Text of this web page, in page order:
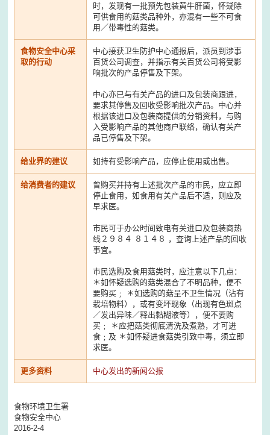
时，发现有一批预先包装黄牛肝菌，怀疑除
可供食用的菇类品种外，亦混有一些不可食
用／带毒性的菇类。
食物安全中心采
取的行动
中心接获卫生防护中心通报后，派员到涉事
百货公司调查，并指示有关百货公司将受影
响批次的产品停售及下架。
中心亦已与有关产品的进口及包装商跟进，
要求其停售及回收受影响批次产品。中心并
根据该进口及包装商提供的分销资料，与购
入受影响产品的其他商户联络，确认有关产
品已停售及下架。
给业界的建议 如持有受影响产品，应停止使用或出售。
给消费者的建议
曾购买并持有上述批次产品的市民，应立即
停止食用，如食用有关产品后不适，则应及
早求医。
市民可于办公时间致电有关进口及包装商热
线２９８４ ８１４８ ，查询上述产品的回收
事宜。
市民选购及食用菇类时，应注意以下几点：
＊如怀疑选购的菇类混合了不明品种，便不
要购买﹔ ＊如选购的菇呈不卫生情况（沾有
栽培物料），或有变坏现象（出现有色斑点
／发出异味／释出黏糊液等），便不要购
买﹔ ＊应把菇类彻底清洗及煮熟，才可进
食﹔及 ＊如怀疑进食菇类引致中毒，须立即
求医。
更多资料 中心发出的新闻公报
食物环境卫生署
食物安全中心
2016-2-4